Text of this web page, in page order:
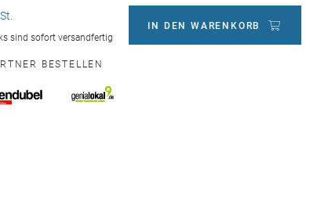
sind sofort versandfertig
IN DEN WARENKORB
BESTELLEN